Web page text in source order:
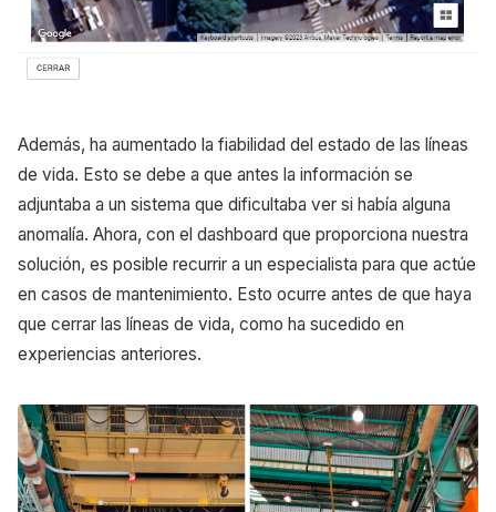
Además, ha aumentado la fiabilidad del estado de las líneas
de vida. Esto se debe a que antes la información se
adjuntaba a un sistema que dificultaba ver si había alguna
anomalía. Ahora, con el dashboard que proporciona nuestra
solución, es posible recurrir a un especialista para que actúe
en casos de mantenimiento. Esto ocurre antes de que haya
que cerrar las líneas de vida, como ha sucedido en
experiencias anteriores.